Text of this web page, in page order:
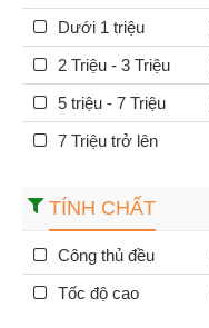
Dưới 1 triệu
2 Triệu - 3 Triệu
5 triệu - 7 Triệu
7 Triệu trở lên
TÍNH CHẤT
Công thủ đều
Tốc độ cao